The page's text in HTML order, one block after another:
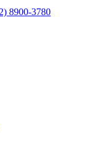
8900-3780